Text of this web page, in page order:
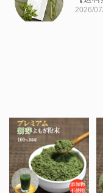
2026/
2026/
苦いですが癖になります